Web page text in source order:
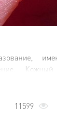
11599